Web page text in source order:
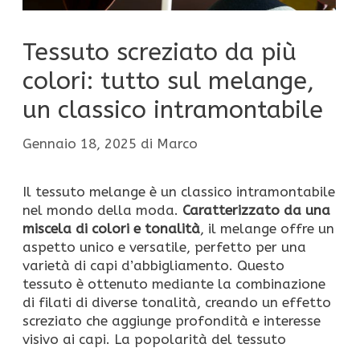
Tessuto screziato da più
colori: tutto sul melange,
un classico intramontabile
Gennaio 18, 2025 di Marco
Il tessuto melange è un classico intramontabile
nel mondo della moda. Caratterizzato da una
miscela di colori e tonalità, il melange offre un
aspetto unico e versatile, perfetto per una
varietà di capi d’abbigliamento. Questo
tessuto è ottenuto mediante la combinazione
di filati di diverse tonalità, creando un effetto
screziato che aggiunge profondità e interesse
visivo ai capi. La popolarità del tessuto